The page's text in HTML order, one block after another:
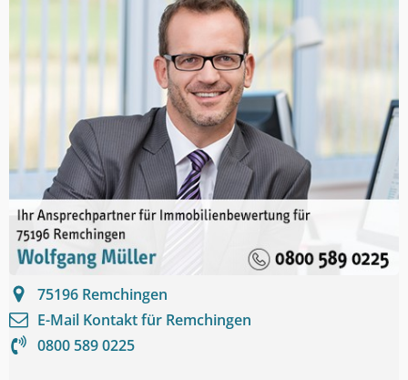
75196 Remchingen
E-Mail Kontakt für Remchingen
0800 589 0225